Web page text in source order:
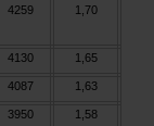
4259 1,70
4130 1,65
4087 1,63
3950 1,58